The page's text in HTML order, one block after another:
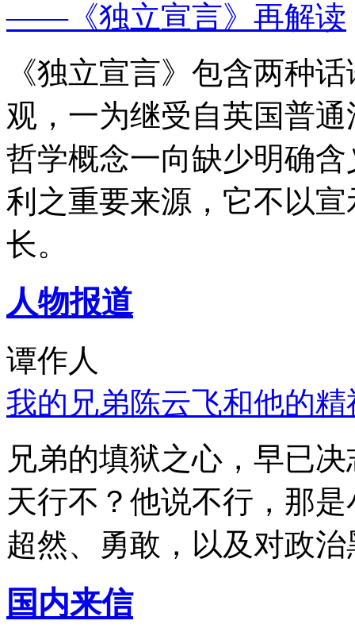
——《独立宣言》再解读
《独立宣言》包含两种
观，一为继受自英国普
哲学概念一向缺少明确
利之重要来源，它不以
长。
人物报道
谭作人
我的兄弟陈云飞和他的
兄弟的填狱之心，早已
天行不？他说不行，那
超然、勇敢，以及对政
国内来信